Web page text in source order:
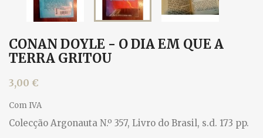
CONAN DOYLE - O DIA EM QUE A
TERRA GRITOU
3,00 €
Com IVA
Colecção Argonauta N.º 357, Livro do Brasil, s.d. 173 pp.